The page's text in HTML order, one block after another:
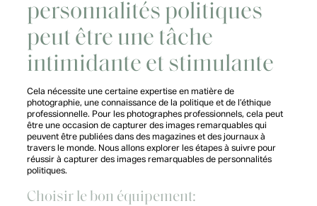
personnalités politiques
peut être une tâche
intimidante et stimulante
Cela nécessite une certaine expertise en matière de
photographie, une connaissance de la politique et de l’éthique
professionnelle. Pour les photographes professionnels, cela peut
être une occasion de capturer des images remarquables qui
peuvent être publiées dans des magazines et des journaux à
travers le monde. Nous allons explorer les étapes à suivre pour
réussir à capturer des images remarquables de personnalités
politiques.
Choisir le bon équipement: